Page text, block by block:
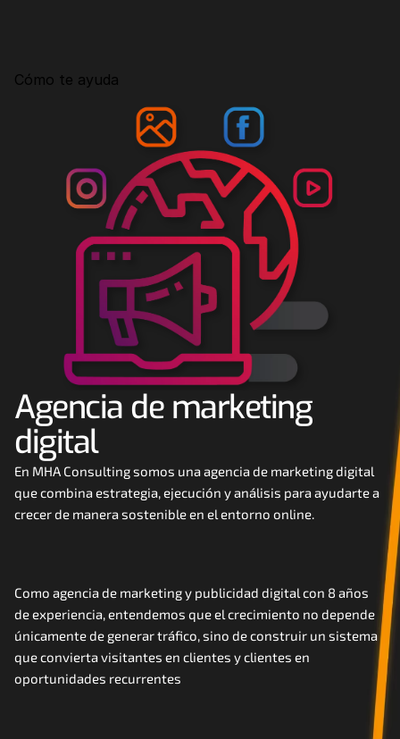
Google Ads
Facebook Ads
Desarrollo Web
Automatización
Email marketing
Join
Events
Careers
Docs
About
Cómo te ayuda
Agencia de marketing
digital
En MHA Consulting somos una agencia de marketing digital
que combina estrategia, ejecución y análisis para ayudarte a
crecer de manera sostenible en el entorno online.
Como agencia de marketing y publicidad digital con 8 años
de experiencia, entendemos que el crecimiento no depende
únicamente de generar tráfico, sino de construir un sistema
que convierta visitantes en clientes y clientes en
oportunidades recurrentes